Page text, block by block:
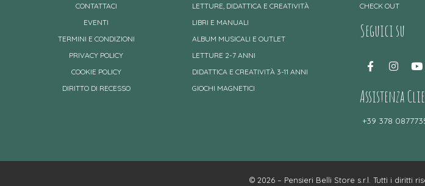
CONTATTACI
EVENTI
TERMINI E CONDIZIONI
PRIVACY POLICY
COOKIE POLICY
DIRITTO DI RECESSO
LETTURE, DIDATTICA E CREATIVITÀ
LIBRI E MANUALI
ALBUM MUSICALI E OUTLET
LETTURE 2-7 ANNI
DIDATTICA E CREATIVITÀ 3-11 ANNI
GIOCHI MAGNETICI
CHECK OUT
Seguici su
Assistenza
+39 378
© 2026 – Pensieri Belli Store s.r.l. Tutti i diritti